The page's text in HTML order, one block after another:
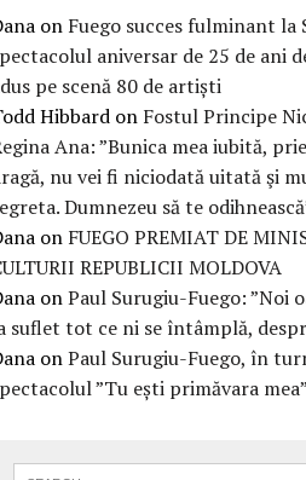
on Fuego succes fulminant la
aniversar de 25 de ani
pe scenă 80 de artiști
Hibbard on Fostul Principe
Ana: ”Bunica mea iubită,
nu vei fi niciodată uitată şi
Dumnezeu să te
on FUEGO PREMIAT DE
REPUBLICII MOLDOVA
onPaul Surugiu-Fuego: ”Noi
suflet tot ce ni se întâmplă,
onPaul Surugiu-Fuego, în
”Tu ești primăvara